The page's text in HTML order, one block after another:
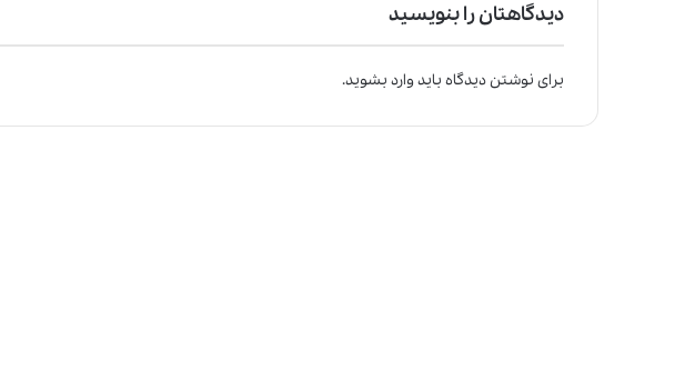
دیدگاهتان را بنویسید
برای نوشتن دیدگاه بایدوارد بشوید.